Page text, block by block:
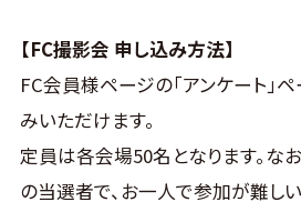
【FC撮影会 申し込み方法】
FC会員様ページの「アンケート」
みいただけます。
定員は各会場50名となります。な
の当選者で、お一人で参加が難し